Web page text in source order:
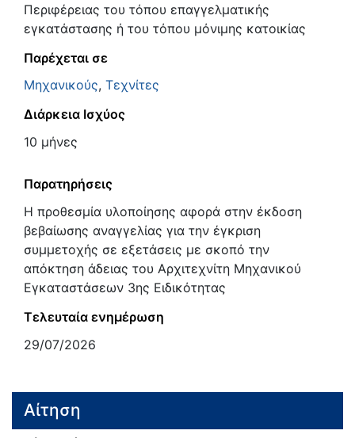
Περιφέρειας του τόπου επαγγελματικής
εγκατάστασης ή του τόπου μόνιμης κατοικίας
Παρέχεται σε
Μηχανικούς, Τεχνίτες
Διάρκεια Ισχύος
10 μήνες
Παρατηρήσεις
Η προθεσμία υλοποίησης αφορά στην έκδοση
βεβαίωσης αναγγελίας για την έγκριση
συμμετοχής σε εξετάσεις με σκοπό την
απόκτηση άδειας του Αρχιτεχνίτη Μηχανικού
Εγκαταστάσεων 3ης Ειδικότητας
Τελευταία ενημέρωση
29/07/2026
Αίτηση